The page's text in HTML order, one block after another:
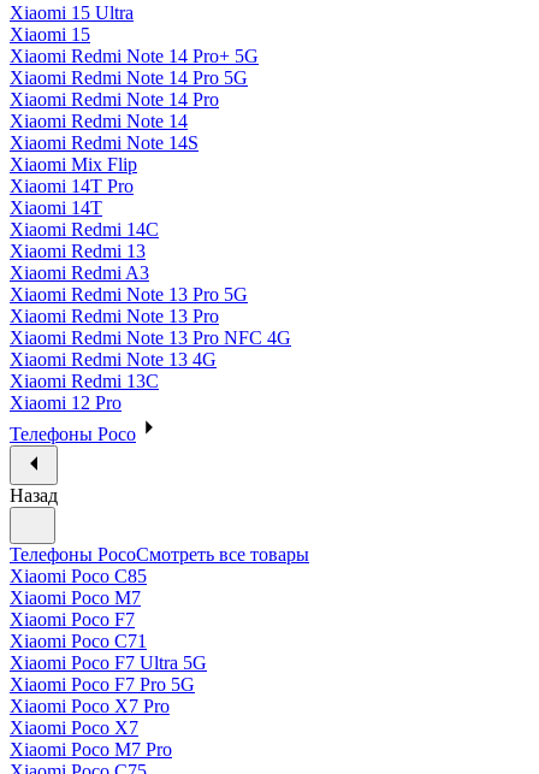
Xiaomi 15 Ultra
Xiaomi 15
Xiaomi Redmi Note 14 Pro+ 5G
Xiaomi Redmi Note 14 Pro 5G
Xiaomi Redmi Note 14 Pro
Xiaomi Redmi Note 14
Xiaomi Redmi Note 14S
Xiaomi Mix Flip
Xiaomi 14T Pro
Xiaomi 14T
Xiaomi Redmi 14C
Xiaomi Redmi 13
Xiaomi Redmi A3
Xiaomi Redmi Note 13 Pro 5G
Xiaomi Redmi Note 13 Pro
Xiaomi Redmi Note 13 Pro NFC 4G
Xiaomi Redmi Note 13 4G
Xiaomi Redmi 13C
Xiaomi 12 Pro
Телефоны Poco
Назад
Телефоны PocoСмотреть все товары
Xiaomi Poco C85
Xiaomi Poco M7
Xiaomi Poco F7
Xiaomi Poco C71
Xiaomi Poco F7 Ultra 5G
Xiaomi Poco F7 Pro 5G
Xiaomi Poco X7 Pro
Xiaomi Poco X7
Xiaomi Poco M7 Pro